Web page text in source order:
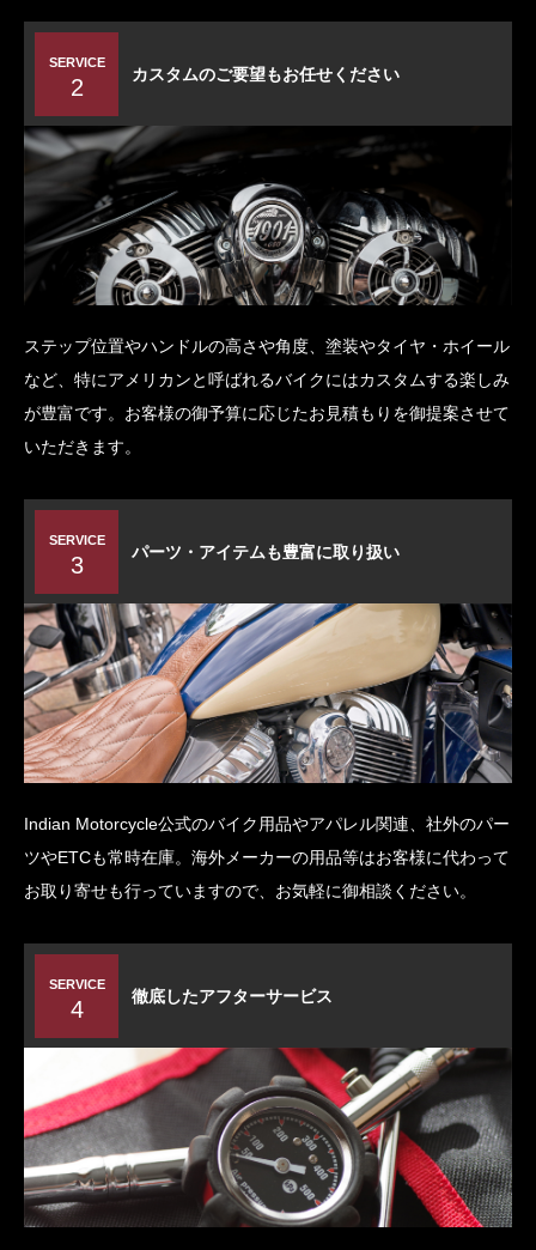
SERVICE
2 カスタムのご要望もお任せください
ステップ位置やハンドルの高さや角度、塗装やタイヤ・ホイール
など、特にアメリカンと呼ばれるバイクにはカスタムする楽しみ
が豊富です。お客様の御予算に応じたお見積もりを御提案させて
いただきます。
SERVICE
3 パーツ・アイテムも豊富に取り扱い
Indian Motorcycle公式のバイク用品やアパレル関連、社外のパー
ツやETCも常時在庫。海外メーカーの用品等はお客様に代わって
お取り寄せも行っていますので、お気軽に御相談ください。
SERVICE
4 徹底したアフターサービス